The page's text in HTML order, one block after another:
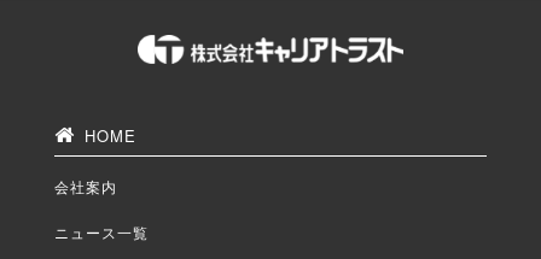
HOME
会社案内
ニュース一覧